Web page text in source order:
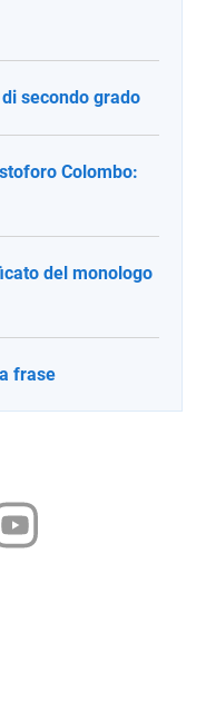
secondo grado
Colombo:
del monologo
frase